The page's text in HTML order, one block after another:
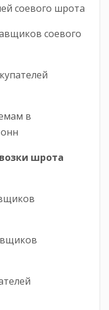
соевого шрота
соевого
в
шрота